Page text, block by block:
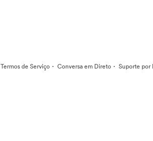
Termos de Serviço · Conversa em Direto · Suporte por